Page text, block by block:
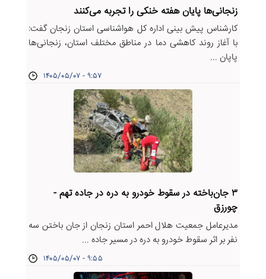
زنجانی‌ها پایان هفته خنکی را تجربه می‌کنند
کارشناس پیش بینی اداره کل هواشناسی استان زنجان گفت:
با آغاز روند کاهشی دما در مناطق مختلف استان، زنجانی‌ها
پاپان ...
۱۴۰۵/۰۵/۰۷ - ۹:۵۷
۳ جان‌باخته در سقوط خودرو به دره در جاده تهم -
چورزق
مدیرعامل جمعیت هلال‌ احمر استان زنجان از جان باختن سه
نفر بر اثر سقوط خودرو به دره در مسیر جاده ...
۱۴۰۵/۰۵/۰۷ - ۹:۵۵